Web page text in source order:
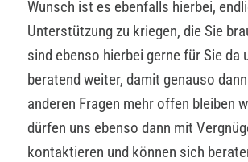
Wunsch ist es ebenfalls hierbei,
Unterstützung zu kriegen, die Sie
sind ebenso hierbei gerne für Sie da
beratend weiter, damit genauso
anderen Fragen mehr offen bleiben
dürfen uns ebenso dann mit
kontaktieren und können sich